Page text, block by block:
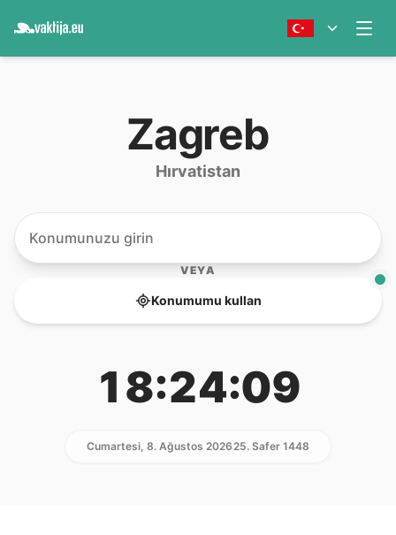
Zagreb
Hırvatistan
VEYA
Konumumu kullan
18:24:09
Cumartesi, 8. Ağustos 202625. Safer 1448